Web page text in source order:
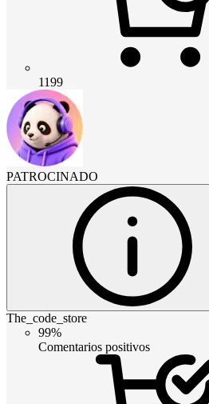
1199
PATROCINADO
The_code_store
99%
Comentarios positivos